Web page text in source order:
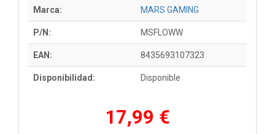
Marca: MARS GAMING
P/N: MSFLOWW
EAN: 8435693107323
Disponibilidad: Disponible
17,99 €